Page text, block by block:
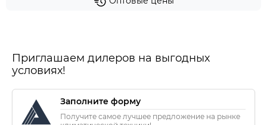
Приглашаем дилеров на выгодных
условиях!
Заполните форму
Получите самое лучшее предложение на рынке